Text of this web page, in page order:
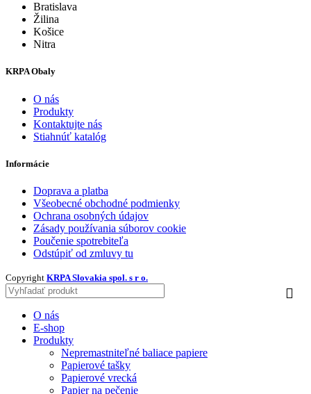
Bratislava
Žilina
Košice
Nitra
KRPA Obaly
O nás
Produkty
Kontaktujte nás
Stiahnúť katalóg
Informácie
Doprava a platba
Všeobecné obchodné podmienky
Ochrana osobných údajov
Zásady používania súborov cookie
Poučenie spotrebiteľa
Odstúpiť od zmluvy tu
Copyright KRPA Slovakia spol. s r o.
O nás
E-shop
Produkty
Nepremastniteľné baliace papiere
Papierové tašky
Papierové vrecká
Papier na pečenie